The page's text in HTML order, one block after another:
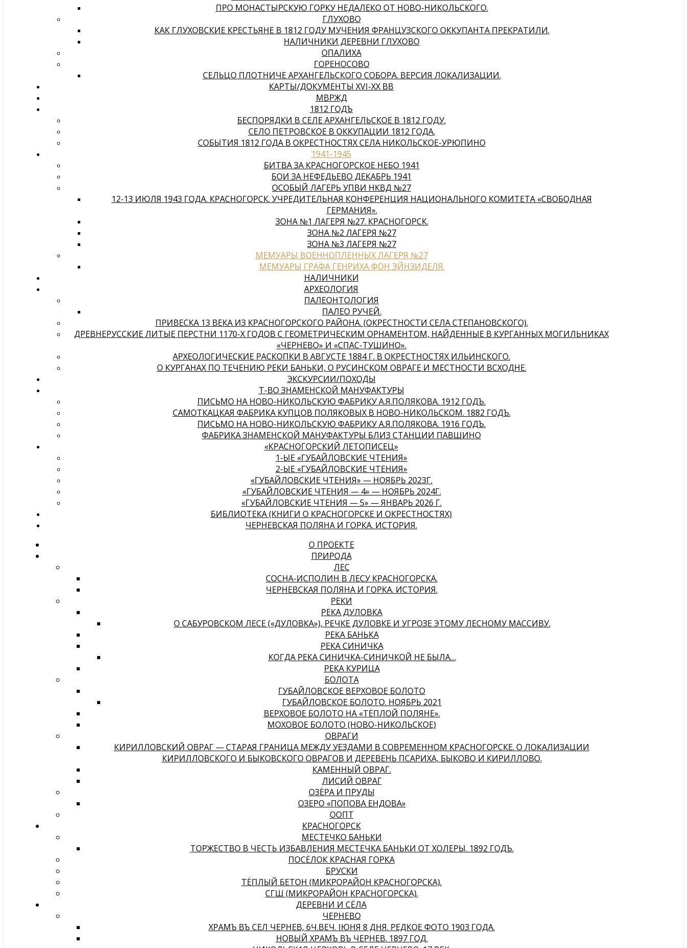
ПРО МОНАСТЫРСКУЮ ГОРКУ НЕДАЛЕКО ОТ НОВО-НИКОЛЬСКОГО.
ГЛУХОВО
КАК ГЛУХОВСКИЕ КРЕСТЬЯНЕ В 1812 ГОДУ МУЧЕНИЯ ФРАНЦУЗСКОГО ОККУПАНТА ПРЕКРАТИЛИ.
НАЛИЧНИКИ ДЕРЕВНИ ГЛУХОВО
ОПАЛИХА
ГОРЕНОСОВО
СЕЛЬЦО ПЛОТНИЧЕ АРХАНГЕЛЬСКОГО СОБОРА. ВЕРСИЯ ЛОКАЛИЗАЦИИ.
КАРТЫ/ДОКУМЕНТЫ XVI-XX ВВ
МВРЖД
1812 ГОДЪ
БЕСПОРЯДКИ В СЕЛЕ АРХАНГЕЛЬСКОЕ В 1812 ГОДУ.
СЕЛО ПЕТРОВСКОЕ В ОККУПАЦИИ 1812 ГОДА.
СОБЫТИЯ 1812 ГОДА В ОКРЕСТНОСТЯХ СЕЛА НИКОЛЬСКОЕ-УРЮПИНО
1941-1945
БИТВА ЗА КРАСНОГОРСКОЕ НЕБО 1941
БОИ ЗА НЕФЕДЬЕВО ДЕКАБРЬ 1941
ОСОБЫЙ ЛАГЕРЬ УПВИ НКВД №27
12-13 ИЮЛЯ 1943 ГОДА. КРАСНОГОРСК. УЧРЕДИТЕЛЬНАЯ КОНФЕРЕНЦИЯ НАЦИОНАЛЬНОГО КОМИТЕТА «СВОБОДНАЯ
ГЕРМАНИЯ».
ЗОНА №1 ЛАГЕРЯ №27. КРАСНОГОРСК.
ЗОНА №2 ЛАГЕРЯ №27
ЗОНА №3 ЛАГЕРЯ №27
МЕМУАРЫ ВОЕННОПЛЕННЫХ ЛАГЕРЯ №27
МЕМУАРЫ ГРАФА ГЕНРИХА ФОН ЭЙНЗИДЕЛЯ.
НАЛИЧНИКИ
АРХЕОЛОГИЯ
ПАЛЕОНТОЛОГИЯ
ПАЛЕО РУЧЕЙ.
ПРИВЕСКА 13 ВЕКА ИЗ КРАСНОГОРСКОГО РАЙОНА. (ОКРЕСТНОСТИ СЕЛА СТЕПАНОВСКОГО).
ДРЕВНЕРУССКИЕ ЛИТЫЕ ПЕРСТНИ 1170-Х ГОДОВ С ГЕОМЕТРИЧЕСКИМ ОРНАМЕНТОМ, НАЙДЕННЫЕ В КУРГАННЫХ МОГИЛЬНИКАХ
«ЧЕРНЕВО» И «СПАС-ТУШИНО».
АРХЕОЛОГИЧЕСКИЕ РАСКОПКИ В АВГУСТЕ 1884 Г. В ОКРЕСТНОСТЯХ ИЛЬИНСКОГО.
О КУРГАНАХ ПО ТЕЧЕНИЮ РЕКИ БАНЬКИ, О РУСИНСКОМ ОВРАГЕ И МЕСТНОСТИ ВСХОДНЕ.
ЭКСКУРСИИ/ПОХОДЫ
Т-ВО ЗНАМЕНСКОЙ МАНУФАКТУРЫ
ПИСЬМО НА НОВО-НИКОЛЬСКУЮ ФАБРИКУ А.Я.ПОЛЯКОВА. 1912 ГОДЪ.
САМОТКАЦКАЯ ФАБРИКА КУПЦОВ ПОЛЯКОВЫХ В НОВО-НИКОЛЬСКОМ. 1882 ГОДЪ.
ПИСЬМО НА НОВО-НИКОЛЬСКУЮ ФАБРИКУ А.Я.ПОЛЯКОВА. 1916 ГОДЪ.
ФАБРИКА ЗНАМЕНСКОЙ МАНУФАКТУРЫ БЛИЗ СТАНЦИИ ПАВШИНО
«КРАСНОГОРСКИЙ ЛЕТОПИСЕЦ»
1-ЫЕ «ГУБАЙЛОВСКИЕ ЧТЕНИЯ»
2-ЫЕ «ГУБАЙЛОВСКИЕ ЧТЕНИЯ»
«ГУБАЙЛОВСКИЕ ЧТЕНИЯ» — НОЯБРЬ 2023Г.
«ГУБАЙЛОВСКИЕ ЧТЕНИЯ — 4» — НОЯБРЬ 2024Г.
«ГУБАЙЛОВСКИЕ ЧТЕНИЯ — 5» — ЯНВАРЬ 2026 Г.
БИБЛИОТЕКА (КНИГИ О КРАСНОГОРСКЕ И ОКРЕСТНОСТЯХ)
ЧЕРНЕВСКАЯ ПОЛЯНА И ГОРКА. ИСТОРИЯ.
О ПРОЕКТЕ
ПРИРОДА
ЛЕС
СОСНА-ИСПОЛИН В ЛЕСУ КРАСНОГОРСКА.
ЧЕРНЕВСКАЯ ПОЛЯНА И ГОРКА. ИСТОРИЯ.
РЕКИ
РЕКА ДУЛОВКА
О САБУРОВСКОМ ЛЕСЕ («ДУЛОВКА»), РЕЧКЕ ДУЛОВКЕ И УГРОЗЕ ЭТОМУ ЛЕСНОМУ МАССИВУ.
РЕКА БАНЬКА
РЕКА СИНИЧКА
КОГДА РЕКА СИНИЧКА-СИНИЧКОЙ НЕ БЫЛА…
РЕКА КУРИЦА
БОЛОТА
ГУБАЙЛОВСКОЕ ВЕРХОВОЕ БОЛОТО
ГУБАЙЛОВСКОЕ БОЛОТО. НОЯБРЬ 2021
ВЕРХОВОЕ БОЛОТО НА «ТЁПЛОЙ ПОЛЯНЕ».
МОХОВОЕ БОЛОТО (НОВО-НИКОЛЬСКОЕ)
ОВРАГИ
КИРИЛЛОВСКИЙ ОВРАГ — СТАРАЯ ГРАНИЦА МЕЖДУ УЕЗДАМИ В СОВРЕМЕННОМ КРАСНОГОРСКЕ. О ЛОКАЛИЗАЦИИ
КИРИЛЛОВСКОГО И БЫКОВСКОГО ОВРАГОВ И ДЕРЕВЕНЬ ПСАРИХА, БЫКОВО И КИРИЛЛОВО.
КАМЕННЫЙ ОВРАГ.
ЛИСИЙ ОВРАГ
ОЗЁРА И ПРУДЫ
ОЗЕРО «ПОПОВА ЕНДОВА»
ООПТ
КРАСНОГОРСК
МЕСТЕЧКО БАНЬКИ
ТОРЖЕСТВО В ЧЕСТЬ ИЗБАВЛЕНИЯ МЕСТЕЧКА БАНЬКИ ОТ ХОЛЕРЫ. 1892 ГОДЪ.
ПОСЁЛОК КРАСНАЯ ГОРКА
БРУСКИ
ТЁПЛЫЙ БЕТОН (МИКРОРАЙОН КРАСНОГОРСКА).
СГШ (МИКРОРАЙОН КРАСНОГОРСКА).
ДЕРЕВНИ И СЁЛА
ЧЕРНЕВО
ХРАМЪ ВЪ СЕЛѢ ЧЕРНЕВѢ, 6Ч.ВЕЧ. IЮНЯ 8 ДНЯ. РЕДКОЕ ФОТО 1903 ГОДА.
НОВЫЙ ХРАМЪ ВЪ ЧЕРНЕВѢ. 1897 ГОД.